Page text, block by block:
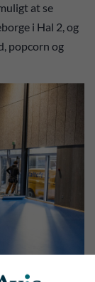
at se
i Hal 2, og
popcorn og